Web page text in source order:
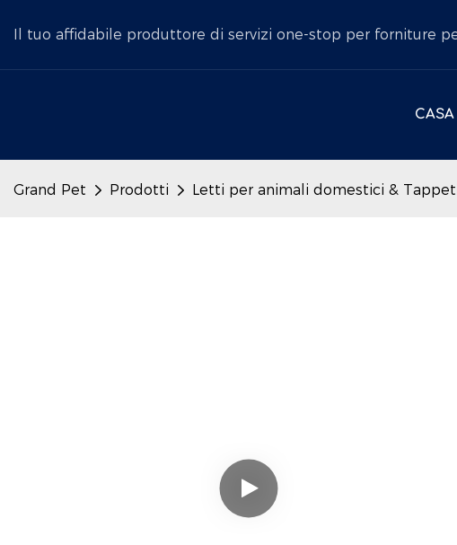
Il tuo affidabile produttore di servizi one-stop per forniture
CASA
Grand Pet Prodotti Letti per animali domestici &